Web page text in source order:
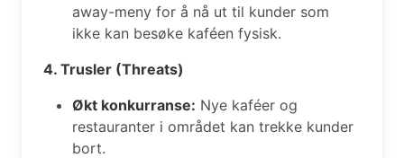
away-meny for å nå ut til kunder som
ikke kan besøke kaféen fysisk.
4. Trusler (Threats)
Økt konkurranse: Nye kaféer og
restauranter i området kan trekke kunder
bort.